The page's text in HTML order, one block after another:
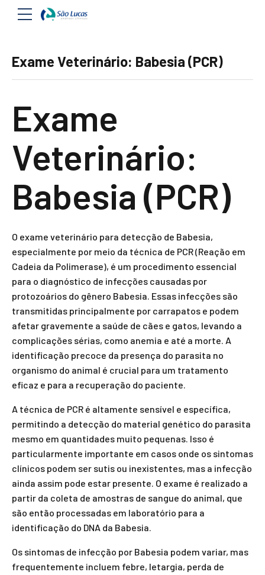
Exame Veterinário: Babesia (PCR)
Exame
Veterinário:
Babesia (PCR)
O exame veterinário para detecção de Babesia,
especialmente por meio da técnica de PCR (Reação em
Cadeia da Polimerase), é um procedimento essencial
para o diagnóstico de infecções causadas por
protozoários do gênero Babesia. Essas infecções são
transmitidas principalmente por carrapatos e podem
afetar gravemente a saúde de cães e gatos, levando a
complicações sérias, como anemia e até a morte. A
identificação precoce da presença do parasita no
organismo do animal é crucial para um tratamento
eficaz e para a recuperação do paciente.
A técnica de PCR é altamente sensível e específica,
permitindo a detecção do material genético do parasita
mesmo em quantidades muito pequenas. Isso é
particularmente importante em casos onde os sintomas
clínicos podem ser sutis ou inexistentes, mas a infecção
ainda assim pode estar presente. O exame é realizado a
partir da coleta de amostras de sangue do animal, que
são então processadas em laboratório para a
identificação do DNA da Babesia.
Os sintomas de infecção por Babesia podem variar, mas
frequentemente incluem febre, letargia, perda de